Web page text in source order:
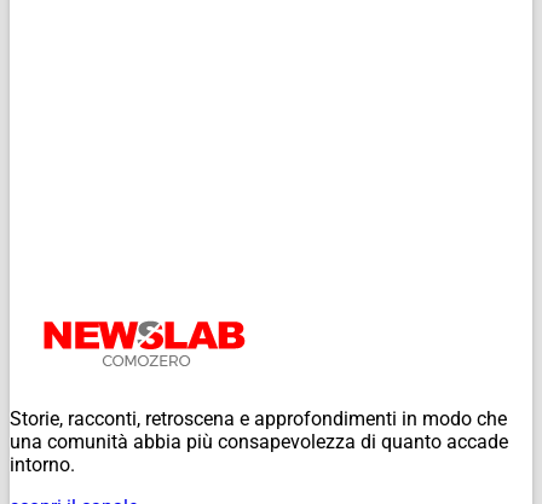
Storie, racconti, retroscena e approfondimenti in modo che
una comunità abbia più consapevolezza di quanto accade
intorno.